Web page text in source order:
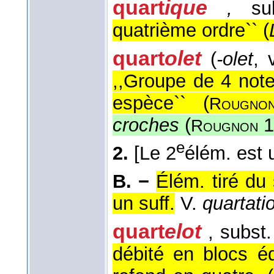
quartique ,
quatrième ordre`` (
quartolet(-olet,
,,Groupe de 4
espèce`` (
croches (Rougnon
2. [Le 2eélém. est
B. − Élém. tiré
un suff. V.
quartelot ,
débité en blocs